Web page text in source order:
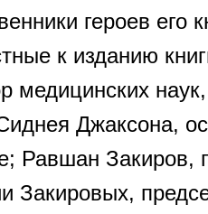
героев его
к изданию
медицинских
Джаксона,
Равшан Закиров,
Закировых,